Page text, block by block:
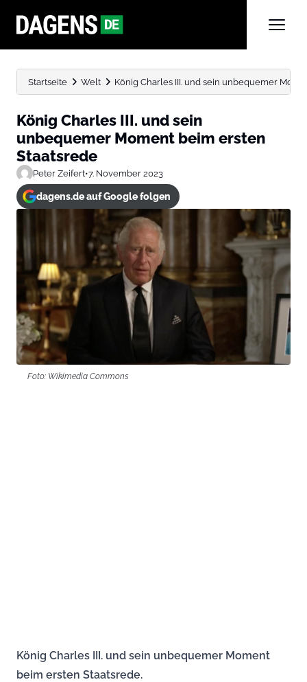
Startseite Welt König Charles III. und sein unbequemer
König Charles III. und sein
unbequemer Moment beim ersten
Staatsrede
Peter Zeifert•7. November 2023
dagens.de auf Google folgen
Foto: Wikimedia Commons
König Charles III. und sein unbequemer Moment
beim ersten Staatsrede.